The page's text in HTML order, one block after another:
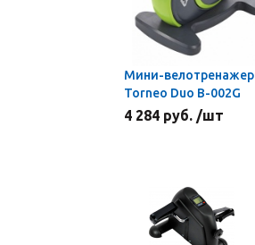
Мини-велотренажер
Torneo Duo B-002G
4 284 руб. /шт